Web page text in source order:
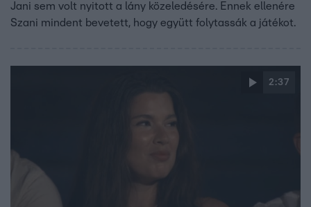
Jani sem volt nyitott a lány közeledésére. Ennek ellenére
Szani mindent bevetett, hogy együtt folytassák a játékot.
2:37